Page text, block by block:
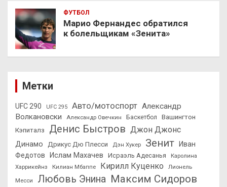
ФУТБОЛ
Марио Фернандес обратился
к болельщикам «Зенита»
Метки
UFC 290 UFC 295 Авто/мотоспорт Александр
Волкановски
Александр Овечкин Баскетбол
Вашингтон
Кэпиталз
Денис Быстров Джон Джонс
Динамо Дрикус Дю Плесси Дэн Хукер Зенит
Иван
Федотов
Ислам Махачев Исраэль Адесанья
Каролина
Харрикейнз
Килиан Мбаппе Кирилл Куценко
Лионель
Месси
Любовь Энина Максим Сидоров